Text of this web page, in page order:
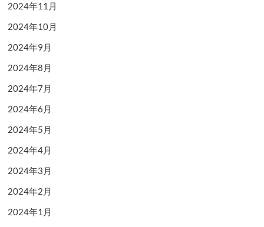
2024年11月
2024年10月
2024年9月
2024年8月
2024年7月
2024年6月
2024年5月
2024年4月
2024年3月
2024年2月
2024年1月